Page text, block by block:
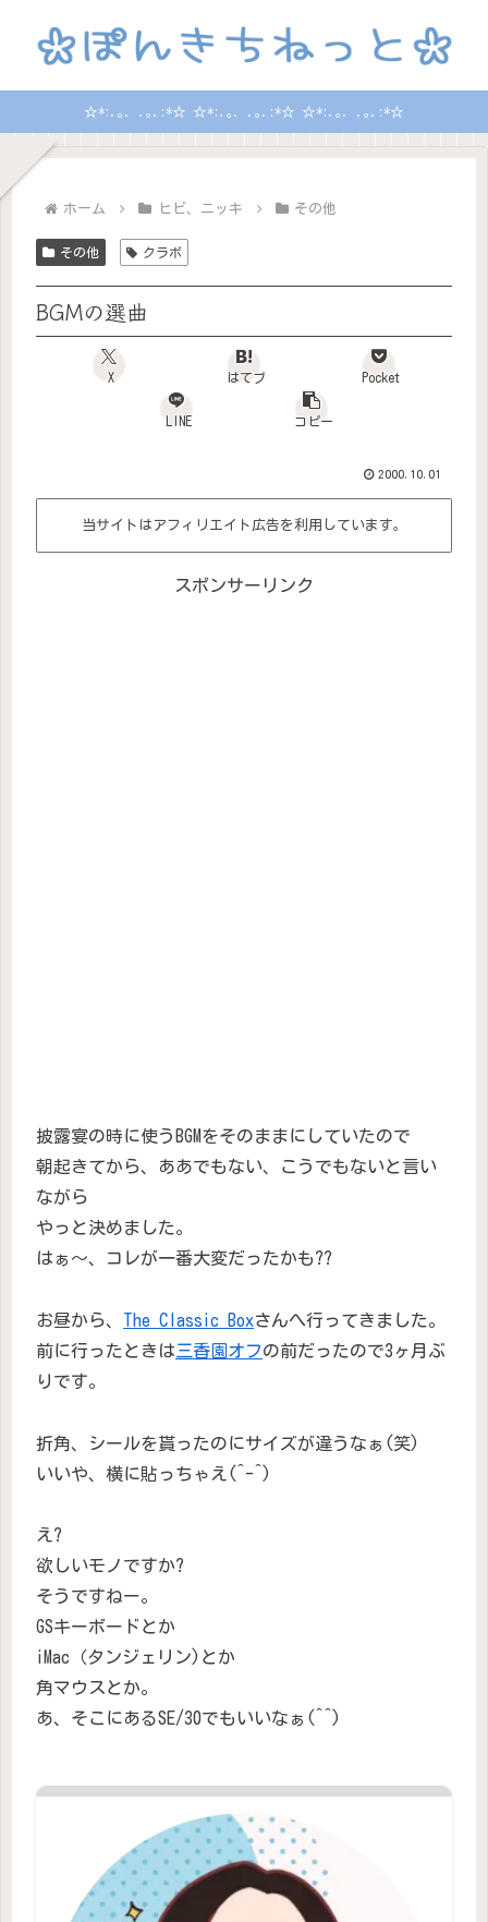
☆*:.｡. .｡.:*☆ ☆*:.｡. .｡.:*☆ ☆*:.｡. .｡.:*☆
ホーム ヒビ、ニッキ その他
その他 クラボ
BGMの選曲
X はてブ Pocket
LINE コピー
2000.10.01
当サイトはアフィリエイト広告を利用しています。
スポンサーリンク
披露宴の時に使うBGMをそのままにしていたので
朝起きてから、ああでもない、こうでもないと言い
ながら
やっと決めました。
はぁ〜、コレが一番大変だったかも??
お昼から、 The Classic Boxさんへ行ってきました。
前に行ったときは三香園オフの前だったので3ヶ月ぶ
りです。
折角、シールを貰ったのにサイズが違うなぁ(笑)
いいや、横に貼っちゃえ(^-^)
え?
欲しいモノですか?
そうですねー。
GSキーボードとか
iMac（タンジェリン)とか
角マウスとか。
あ、そこにあるSE/30でもいいなぁ(^^)